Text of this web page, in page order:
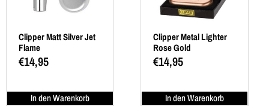
Clipper Matt Silver Jet
Flame
€14,95
In den Warenkorb
Clipper Metal Lighter
Rose Gold
€14,95
In den Warenkorb